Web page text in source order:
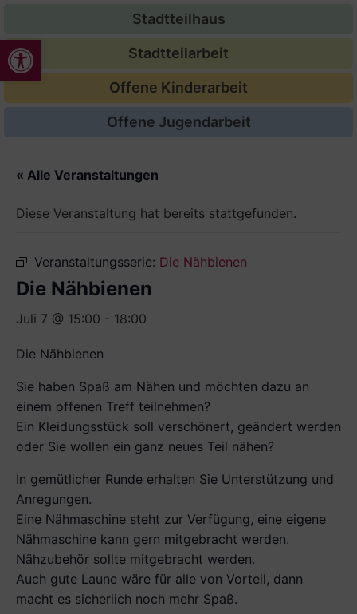
Werkzeugleiste öffnen
Stadtteilhaus
Stadtteilarbeit
Offene Kinderarbeit
Offene Jugendarbeit
« Alle Veranstaltungen
Diese Veranstaltung hat bereits stattgefunden.
Veranstaltungsserie: Die Nähbienen
Die Nähbienen
Juli 7 @ 15:00 - 18:00
Die Nähbienen
Sie haben Spaß am Nähen und möchten dazu an
einem offenen Treff teilnehmen?
Ein Kleidungsstück soll verschönert, geändert werden
oder Sie wollen ein ganz neues Teil nähen?
In gemütlicher Runde erhalten Sie Unterstützung und
Anregungen.
Eine Nähmaschine steht zur Verfügung, eine eigene
Nähmaschine kann gern mitgebracht werden.
Nähzubehör sollte mitgebracht werden.
Auch gute Laune wäre für alle von Vorteil, dann
macht es sicherlich noch mehr Spaß.